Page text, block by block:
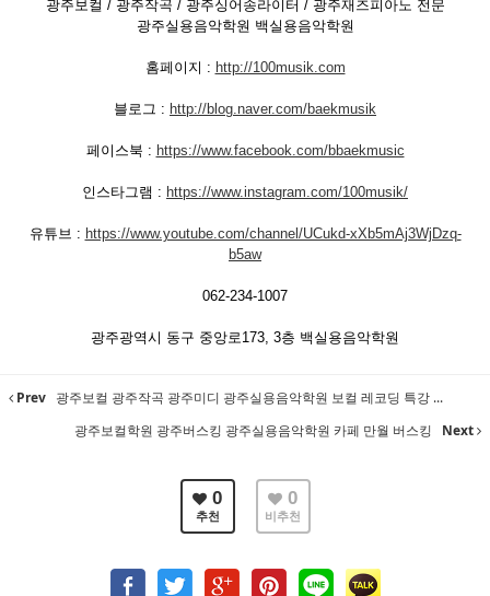
광주보컬 / 광주작곡 / 광주싱어송라이터 / 광주재즈피아노 전문
광주실용음악학원 백실용음악학원
홈페이지 : http://100musik.com
블로그 : http://blog.naver.com/baekmusik
페이스북 : https://www.facebook.com/bbaekmusic
인스타그램 : https://www.instagram.com/100musik/
유튜브 : https://www.youtube.com/channel/UCukd-xXb5mAj3WjDzq-
b5aw
062-234-1007
광주광역시 동구 중앙로173, 3층 백실용음악학원
Prev 광주보컬 광주작곡 광주미디 광주실용음악학원 보컬 레코딩 특강 ...
광주보컬학원 광주버스킹 광주실용음악학원 카페 만월 버스킹
Next
0
추천
0
비추천